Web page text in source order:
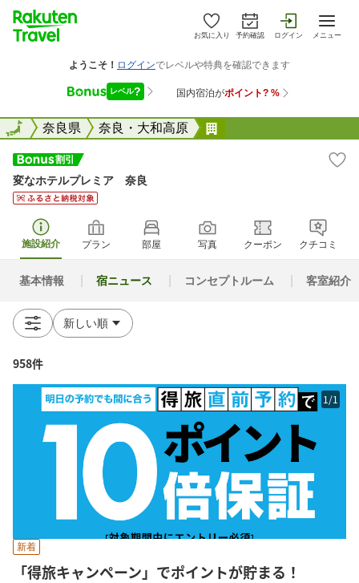
お気に入り 予約確認 ログイン メニュー
全国奈良県 奈良・大和高原
全国
変なホテルプレミア 奈良
施設紹介 プラン 部屋 写真 クーポン クチコミ
基本情報 宿ニュース コンセプトルーム 客室紹介
958件
1/1
新着
「得旅キャンペーン」でポイントが貯まる！